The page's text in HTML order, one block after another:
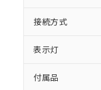
接続方式
表示灯
付属品